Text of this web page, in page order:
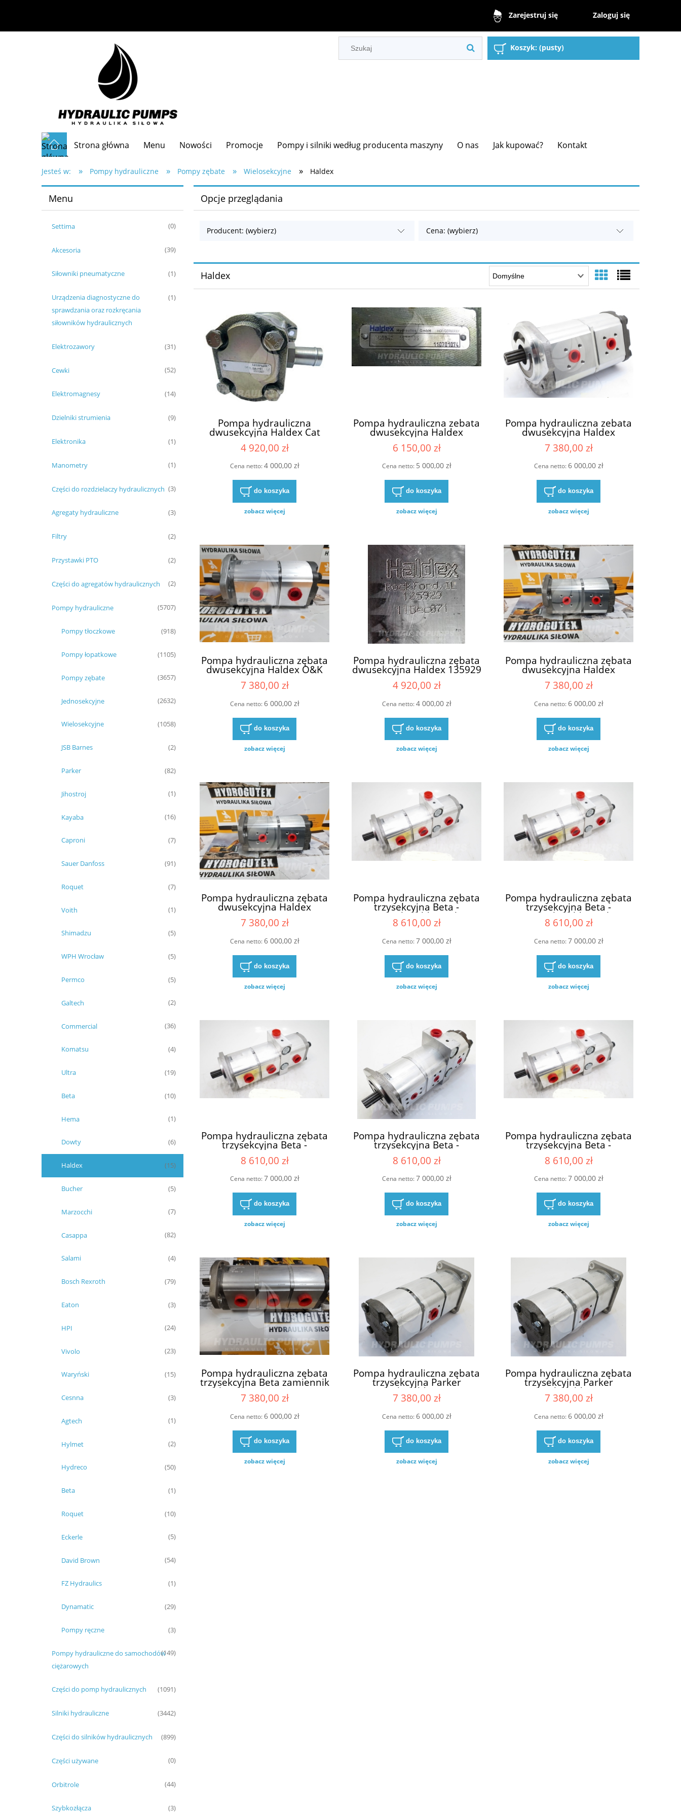
Zarejestruj się Zaloguj się
Koszyk: (pusty)
Strona główna Menu Nowości Promocje Pompy i silniki według producenta maszyny O nas Jak kupować? Kontakt
Częste pytania
Jesteś w: » Pompy hydrauliczne » Pompy zębate » Wielosekcyjne » Haldex
Menu
Settima (0)
Akcesoria (39)
Siłowniki pneumatyczne (1)
Urządzenia diagnostyczne do
sprawdzania oraz rozkręcania
siłowników hydraulicznych
(1)
Elektrozawory (31)
Cewki (52)
Elektromagnesy (14)
Dzielniki strumienia (9)
Elektronika (1)
Manometry (1)
Części do rozdzielaczy hydraulicznych (3)
Agregaty hydrauliczne (3)
Filtry (2)
Przystawki PTO (2)
Części do agregatów hydraulicznych (2)
Pompy hydrauliczne (5707)
Pompy tłoczkowe (918)
Pompy łopatkowe (1105)
Pompy zębate (3657)
Jednosekcyjne (2632)
Wielosekcyjne (1058)
JSB Barnes (2)
Parker (82)
Jihostroj (1)
Kayaba (16)
Caproni (7)
Sauer Danfoss (91)
Roquet (7)
Voith (1)
Shimadzu (5)
WPH Wrocław (5)
Permco (5)
Galtech (2)
Commercial (36)
Komatsu (4)
Ultra (19)
Beta (10)
Hema (1)
Dowty (6)
Haldex (15)
Bucher (5)
Marzocchi (7)
Casappa (82)
Salami (4)
Bosch Rexroth (79)
Eaton (3)
HPI (24)
Vivolo (23)
Waryński (15)
Cesnna (3)
Agtech (1)
Hylmet (2)
Hydreco (50)
Beta (1)
Roquet (10)
Eckerle (5)
David Brown (54)
FZ Hydraulics (1)
Dynamatic (29)
Pompy ręczne (3)
Pompy hydrauliczne do samochodów
ciężarowych
(149)
Części do pomp hydraulicznych (1091)
Silniki hydrauliczne (3442)
Części do silników hydraulicznych (899)
Części używane (0)
Orbitrole (44)
Szybkozłącza (3)
Opcje przeglądania
Producent: (wybierz) Cena: (wybierz)
Haldex
Pompa hydrauliczna
dwusekcyjna Haldex Cat
159-7181 J.S. BARNES
11994158
4 920,00 zł
Cena netto:4 000,00 zł
do koszyka
zobacz więcej
Pompa hydrauliczna zebata
dwusekcyjna Haldex
WQ09A2 1920135
6 150,00 zł
Cena netto: 5 000,00 zł
do koszyka
zobacz więcej
Pompa hydrauliczna zebata
dwusekcyjna Haldex
WQ09A2 1920205 14673440
7 380,00 zł
Cena netto:6 000,00 zł
do koszyka
zobacz więcej
Pompa hydrauliczna zębata
dwusekcyjna Haldex O&K
4530817 020514414 - WHP
7 380,00 zł
Cena netto:6 000,00 zł
do koszyka
zobacz więcej
Pompa hydrauliczna zębata
dwusekcyjna Haldex 135929
4 920,00 zł
Cena netto:4 000,00 zł
do koszyka
zobacz więcej
Pompa hydrauliczna zębata
dwusekcyjna Haldex
WQ09A2 1920205 14673440
7 380,00 zł
Cena netto:6 000,00 zł
do koszyka
zobacz więcej
Pompa hydrauliczna zębata
dwusekcyjna Haldex
WQ09A2 1920226 14385222
7 380,00 zł
Cena netto:6 000,00 zł
do koszyka
zobacz więcej
Pompa hydrauliczna zębata
trzysekcyjna Beta -
zamiennik Haldex Bobcat
6672074
8 610,00 zł
Cena netto:7 000,00 zł
do koszyka
zobacz więcej
Pompa hydrauliczna zębata
trzysekcyjna Beta -
zamiennik Haldex Bobcat
6674941
8 610,00 zł
Cena netto:7 000,00 zł
do koszyka
zobacz więcej
Pompa hydrauliczna zębata
trzysekcyjna Beta -
zamiennik Haldex Bobcat
6675785
8 610,00 zł
Cena netto:7 000,00 zł
do koszyka
zobacz więcej
Pompa hydrauliczna zębata
trzysekcyjna Beta -
zamiennik Haldex Bobcat
6676970
8 610,00 zł
Cena netto:7 000,00 zł
do koszyka
zobacz więcej
Pompa hydrauliczna zębata
trzysekcyjna Beta -
zamiennik Haldex Bobcat
6676971
8 610,00 zł
Cena netto:7 000,00 zł
do koszyka
zobacz więcej
Pompa hydrauliczna zębata
trzysekcyjna Beta zamiennik
Bobcat 6665107 6668698
6672075 do maszyn Bobcat
7 380,00 zł
Cena netto:6 000,00 zł
do koszyka
zobacz więcej
Pompa hydrauliczna zębata
trzysekcyjna Parker
zamiennik Haldex 1801069
W9A3-08-08-5,5-R W9A3-08-
W9A3-08-08-5.5R W9A3-08-
08-5,5 R W9A3-08-08-5.5 R
7 380,00 zł
Cena netto:6 000,00 zł
do koszyka
zobacz więcej
Pompa hydrauliczna zębata
trzysekcyjna Parker
zamiennik Haldex W9A3-
7.5-7.5-05R W9A3-7,5-7,5-
W9A3-7,5-7,5-05 R
7 380,00 zł
Cena netto:6 000,00 zł
do koszyka
zobacz więcej